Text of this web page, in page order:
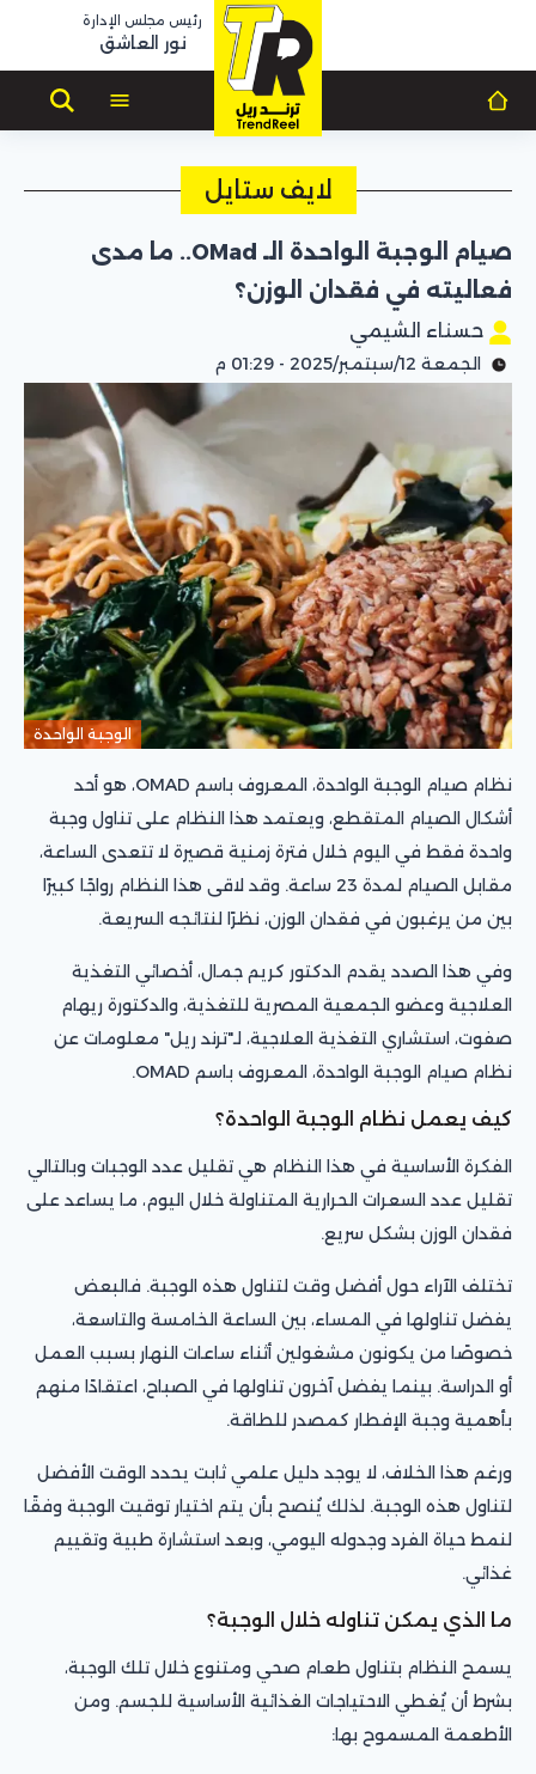
رئيس مجلس الإدارة
نور العاشق
لايف ستايل
صيام الوجبة الواحدة الـ OMad.. ما مدى
فعاليته في فقدان الوزن؟
حسناء الشيمي
الجمعة 12/سبتمبر/2025 - 01:29 م
الوجبة الواحدة
نظام صيام الوجبة الواحدة، المعروف باسم OMAD، هو أحد
أشكال الصيام المتقطع، ويعتمد هذا النظام على تناول وجبة
واحدة فقط في اليوم خلال فترة زمنية قصيرة لا تتعدى الساعة،
مقابل الصيام لمدة 23 ساعة. وقد لاقى هذا النظام رواجًا كبيرًا
بين من يرغبون في فقدان الوزن، نظرًا لنتائجه السريعة.
وفي هذا الصدد يقدم الدكتور كريم جمال، أخصائي التغذية
العلاجية وعضو الجمعية المصرية للتغذية، والدكتورة ريهام
صفوت، ‎استشاري التغذية العلاجية، لـ"ترند ريل" معلومات عن
نظام صيام الوجبة الواحدة، المعروف باسم OMAD.
كيف يعمل نظام الوجبة الواحدة؟
الفكرة الأساسية في هذا النظام هي تقليل عدد الوجبات وبالتالي
تقليل عدد السعرات الحرارية المتناولة خلال اليوم، ما يساعد على
فقدان الوزن بشكل سريع.
تختلف الآراء حول أفضل وقت لتناول هذه الوجبة. فالبعض
يفضل تناولها في المساء، بين الساعة الخامسة والتاسعة،
خصوصًا من يكونون مشغولين أثناء ساعات النهار بسبب العمل
أو الدراسة. بينما يفضل آخرون تناولها في الصباح، اعتقادًا منهم
بأهمية وجبة الإفطار كمصدر للطاقة.
ورغم هذا الخلاف، لا يوجد دليل علمي ثابت يحدد الوقت الأفضل
لتناول هذه الوجبة. لذلك يُنصح بأن يتم اختيار توقيت الوجبة وفقًا
لنمط حياة الفرد وجدوله اليومي، وبعد استشارة طبية وتقييم
غذائي.
ما الذي يمكن تناوله خلال الوجبة؟
يسمح النظام بتناول طعام صحي ومتنوع خلال تلك الوجبة،
بشرط أن يُغطي الاحتياجات الغذائية الأساسية للجسم. ومن
الأطعمة المسموح بها: